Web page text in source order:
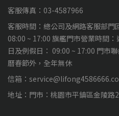
客服傳真：03-4587966
客服時間：總公司及網路客服部門
08:00 ~ 17:00 旗艦門市營業時間
日及例假日： 09:00 ~ 17:00 門市
曆春節外，全年無休
信箱：
地址：門市：桃園市平鎮區金陵路